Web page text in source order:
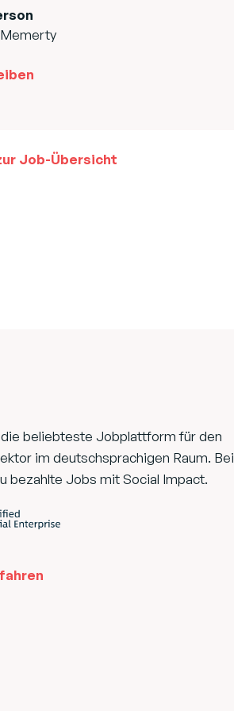
Job-Übersicht
beliebteste Jobplattform für den
im deutschsprachigen Raum. Bei
bezahlte Jobs mit Social Impact.